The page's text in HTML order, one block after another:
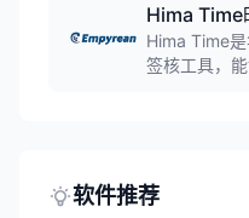
计工作，为
解决方案。
Hima Time
Hima Time
签核工具，
软件推荐